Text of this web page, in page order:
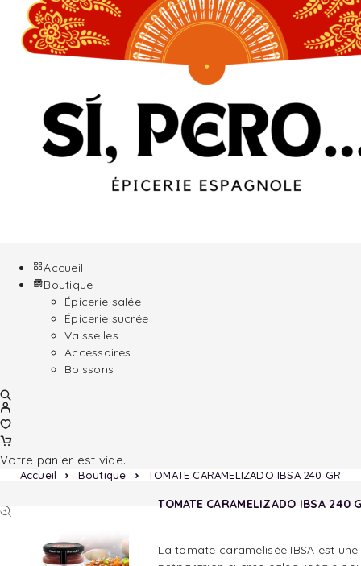
Accueil
Boutique
Épicerie salée
Épicerie sucrée
Vaisselles
Accessoires
Boissons
Votre panier est vide.
Accueil Boutique TOMATE CARAMELIZADO IBSA 240 GR
TOMATE CARAMELIZADO IBSA 240
La tomate caramélisée IBSA est une